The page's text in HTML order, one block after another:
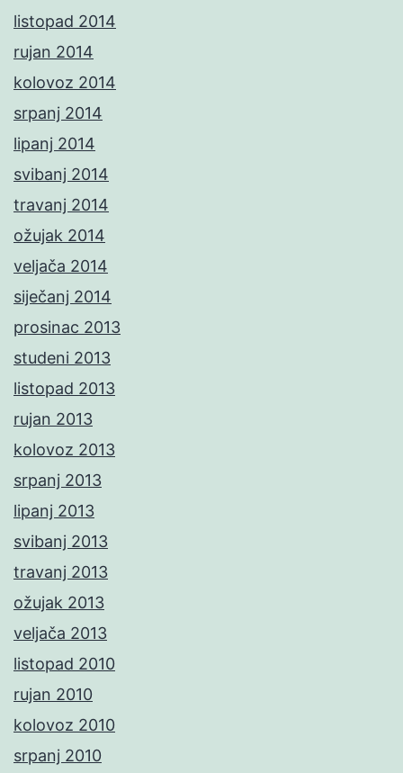
listopad 2014
rujan 2014
kolovoz 2014
srpanj 2014
lipanj 2014
svibanj 2014
travanj 2014
ožujak 2014
veljača 2014
siječanj 2014
prosinac 2013
studeni 2013
listopad 2013
rujan 2013
kolovoz 2013
srpanj 2013
lipanj 2013
svibanj 2013
travanj 2013
ožujak 2013
veljača 2013
listopad 2010
rujan 2010
kolovoz 2010
srpanj 2010